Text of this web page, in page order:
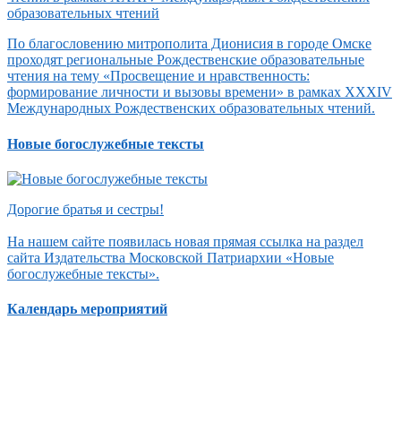
По благословению митрополита Дионисия в городе Омске
проходят региональные Рождественские образовательные
чтения на тему «Просвещение и нравственность:
формирование личности и вызовы времени» в рамках XXXIV
Международных Рождественских образовательных чтений.
Новые богослужебные тексты
Дорогие братья и сестры!
На нашем сайте появилась новая прямая ссылка на раздел
сайта Издательства Московской Патриархии «Новые
богослужебные тексты».
Календарь мероприятий